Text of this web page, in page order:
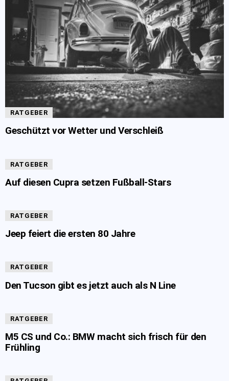
RATGEBER
Geschützt vor Wetter und Verschleiß
RATGEBER
Auf diesen Cupra setzen Fußball-Stars
RATGEBER
Jeep feiert die ersten 80 Jahre
RATGEBER
Den Tucson gibt es jetzt auch als N Line
RATGEBER
M5 CS und Co.: BMW macht sich frisch für den
Frühling